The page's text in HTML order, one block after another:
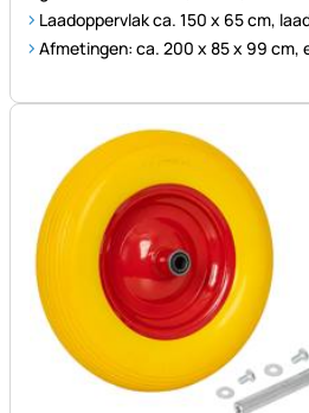
Laadoppervlak ca. 150 x 65 cm,
Afmetingen: ca. 200 x 85 x 99 cm,